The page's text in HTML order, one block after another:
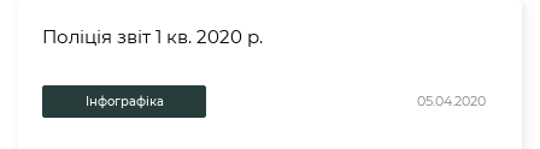
Поліція звіт 1 кв. 2020 р.
Інфографіка 05.04.2020